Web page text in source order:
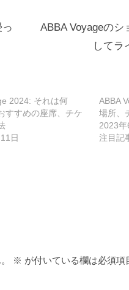
ABBA Voyageの
してラ
2024: それは何
すすめの座席、チケ
日
ABBA
場所、
2023年
注目記
※ が付いている欄は必須項